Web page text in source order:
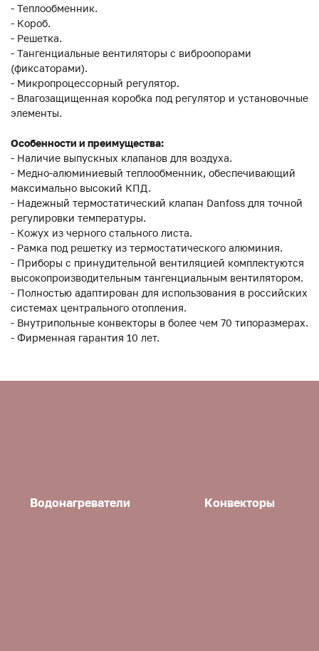
- Теплообменник.
- Короб.
- Решетка.
- Тангенциальные вентиляторы с виброопорами
(фиксаторами).
- Микропроцессорный регулятор.
- Влагозащищенная коробка под регулятор и установочные
элементы.
Особенности и преимущества:
- Наличие выпускных клапанов для воздуха.
- Медно-алюминиевый теплообменник, обеспечивающий
максимально высокий КПД.
- Надежный термостатический клапан Danfoss для точной
регулировки температуры.
- Кожух из черного стального листа.
- Рамка под решетку из термостатического алюминия.
- Приборы с принудительной вентиляцией комплектуются
высокопроизводительным тангенциальным вентилятором.
- Полностью адаптирован для использования в российских
системах центрального отопления.
- Внутрипольные конвекторы в более чем 70 типоразмерах.
- Фирменная гарантия 10 лет.
Водонагреватели Конвекторы